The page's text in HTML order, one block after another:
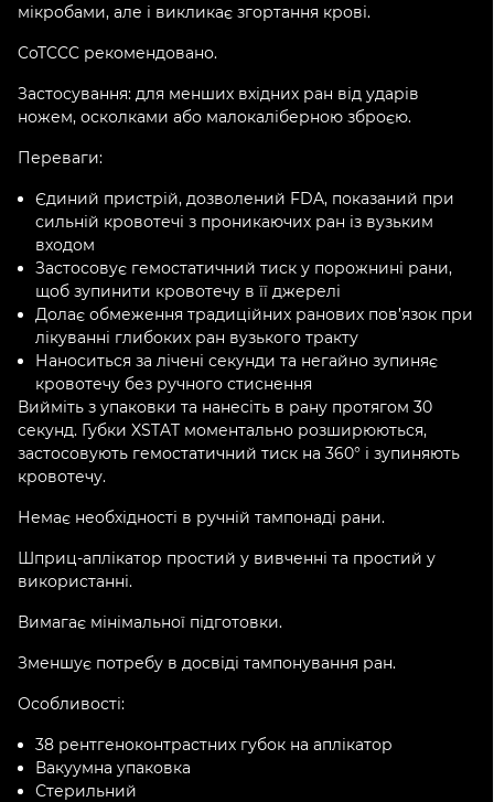
мікробами, але і викликає згортання крові.
CoTCCC рекомендовано.
Застосування: для менших вхідних ран від ударів
ножем, осколками або малокаліберною зброєю.
Переваги:
Єдиний пристрій, дозволений FDA, показаний при
сильній кровотечі з проникаючих ран із вузьким
входом
Застосовує гемостатичний тиск у порожнині рани,
щоб зупинити кровотечу в її джерелі
Долає обмеження традиційних ранових пов’язок при
лікуванні глибоких ран вузького тракту
Наноситься за лічені секунди та негайно зупиняє
кровотечу без ручного стиснення
Вийміть з упаковки та нанесіть в рану протягом 30
секунд. Губки XSTAT моментально розширюються,
застосовують гемостатичний тиск на 360° і зупиняють
кровотечу.
Немає необхідності в ручній тампонаді рани.
Шприц-аплікатор простий у вивченні та простий у
використанні.
Вимагає мінімальної підготовки.
Зменшує потребу в досвіді тампонування ран.
Особливості:
38 рентгеноконтрастних губок на аплікатор
Вакуумна упаковка
Стерильний